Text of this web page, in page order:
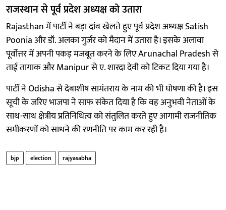
राजस्थान से पूर्व प्रदेश अध्यक्ष को उतारा
Rajasthan में पार्टी ने बड़ा दांव खेलते हुए पूर्व प्रदेश अध्यक्ष Satish
Poonia और डॉ. अलका गुर्जर को मैदान में उतारा है। इसके अलावा
पूर्वोत्तर में अपनी पकड़ मजबूत करने के लिए Arunachal Pradesh से
ताई तागाक और Manipur से ए. शारदा देवी को टिकट दिया गया है।
पार्टी ने Odisha से देबाशीष सामंतराय के नाम की भी घोषणा की है। इस
सूची के जरिए भाजपा ने साफ संकेत दिया है कि वह अनुभवी नेताओं के
साथ-साथ क्षेत्रीय प्रतिनिधित्व को संतुलित करते हुए आगामी राजनीतिक
समीकरणों को साधने की रणनीति पर काम कर रही है।
bjp election rajyasabha